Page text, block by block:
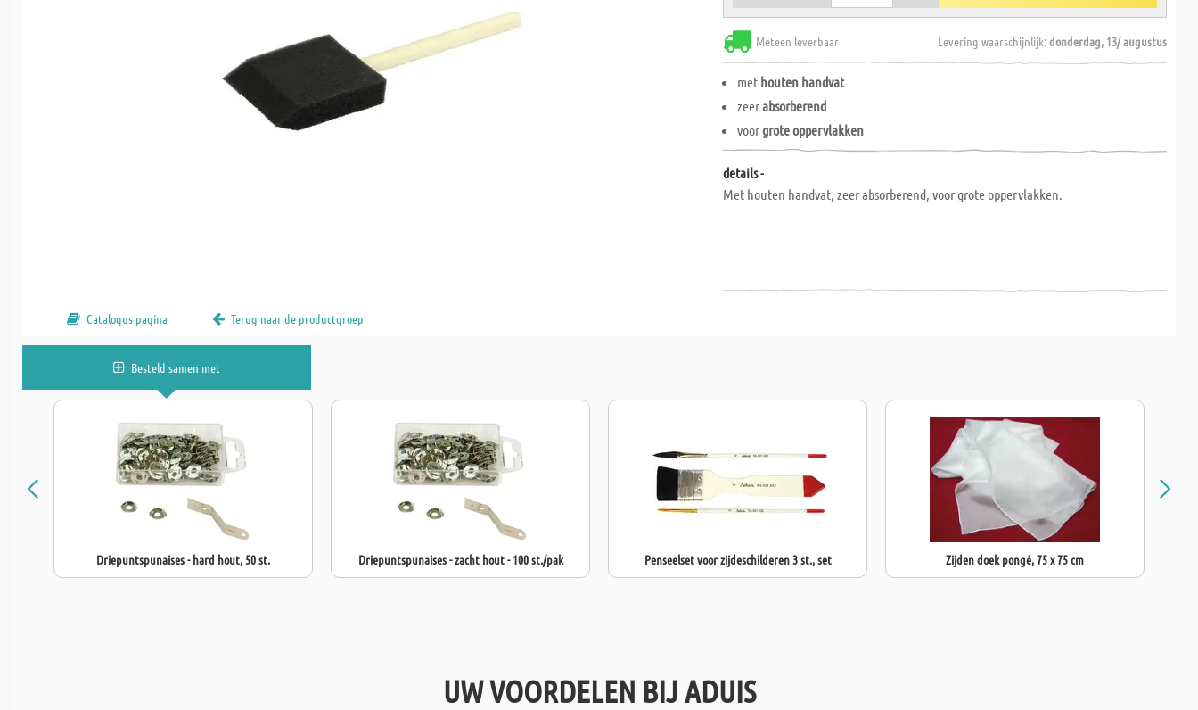
Meteen leverbaar Levering waarschijnlijk:donderdag, 13/ augustus
met houten handvat
zeerabsorberend
voorgrote oppervlakken
details -
Met houten handvat, zeer absorberend, voor grote oppervlakken.
Catalogus pagina Terug naar de productgroep
Besteld samen met
Driepuntspunaises - hard hout, 50 st. Driepuntspunaises - zacht hout - 100 st./pak Penseelset voor zijdeschilderen 3 st., set Zijden doek pongé, 75 x 75 cm
UW VOORDELEN BIJ ADUIS